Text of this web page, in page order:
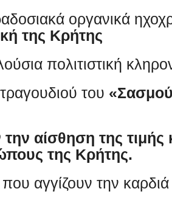
οργανικά
της Κρήτης
πολιτιστική
του
την αίσθηση της
της Κρήτης.
αγγίζουν την καρδιά